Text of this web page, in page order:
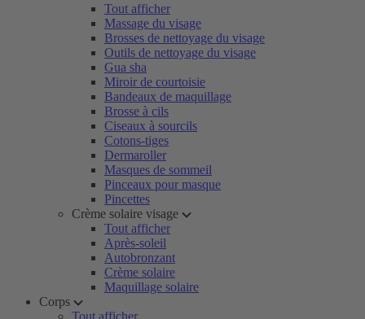
Tout afficher
Massage du visage
Brosses de nettoyage du visage
Outils de nettoyage du visage
Gua sha
Miroir de courtoisie
Bandeaux de maquillage
Brosse à cils
Ciseaux à sourcils
Cotons-tiges
Dermaroller
Masques de sommeil
Pinceaux pour masque
Pincettes
Crème solaire visage
Tout afficher
Après-soleil
Autobronzant
Crème solaire
Maquillage solaire
Corps
Tout afficher